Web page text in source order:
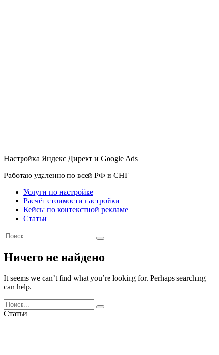
Настройка Яндекс Директ и Google Ads
Работаю удаленно по всей РФ и СНГ
Услуги по настройке
Расчёт стоимости настройки
Кейсы по контекстной рекламе
Статьи
Search
for:
Ничего не найдено
It seems we can’t find what you’re looking for. Perhaps searching
can help.
Search
for:
Статьи